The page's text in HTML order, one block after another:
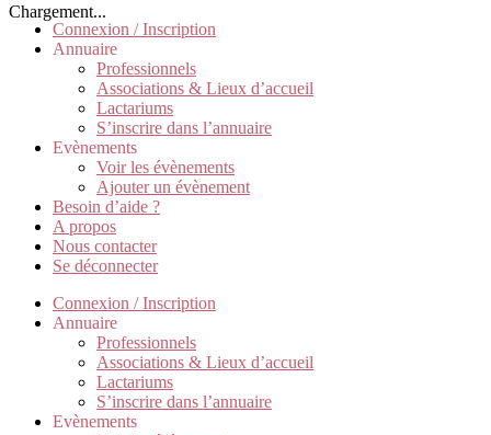
Chargement...
Connexion / Inscription
Annuaire
Professionnels
Associations & Lieux d’accueil
Lactariums
S’inscrire dans l’annuaire
Evènements
Voir les évènements
Ajouter un évènement
Besoin d’aide ?
A propos
Nous contacter
Se déconnecter
Connexion / Inscription
Annuaire
Professionnels
Associations & Lieux d’accueil
Lactariums
S’inscrire dans l’annuaire
Evènements